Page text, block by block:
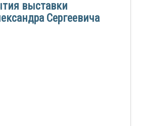
выставки
Сергеевича